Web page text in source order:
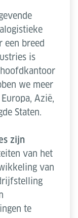
een breed
is
we meer
Azië,
Staten.
zijn
van het
van
te